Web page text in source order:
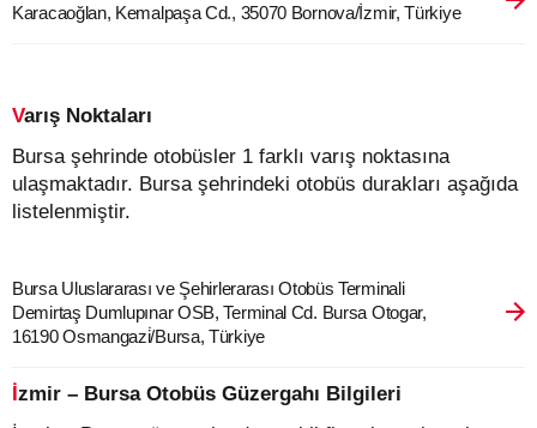
Karacaoğlan, Kemalpaşa Cd., 35070 Bornova/İzmir, Türkiye
Varış Noktaları
Bursa şehrinde otobüsler 1 farklı varış noktasına
ulaşmaktadır. Bursa şehrindeki otobüs durakları aşağıda
listelenmiştir.
Bursa Uluslararası ve Şehirlerarası Otobüs Terminali
Demirtaş Dumlupınar OSB, Terminal Cd. Bursa Otogar,
16190 Osmangazi̇/Bursa, Türkiye
İzmir – Bursa Otobüs Güzergahı Bilgileri